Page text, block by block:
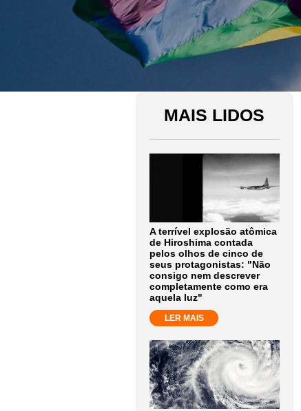
MAIS LIDOS
A terrível explosão atômica
de Hiroshima contada
pelos olhos de cinco de
seus protagonistas: "Não
consigo nem descrever
completamente como era
aquela luz"
LER MAIS